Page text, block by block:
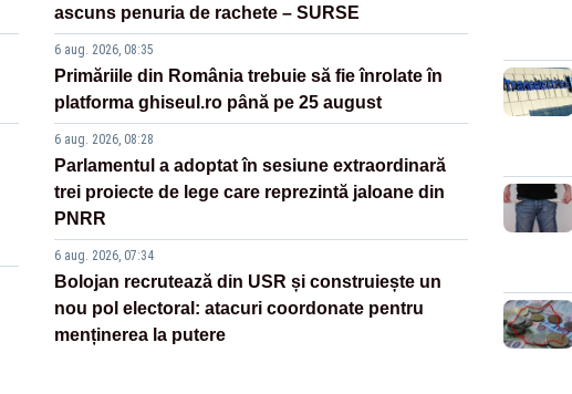
ascuns penuria de rachete – SURSE
6 aug. 2026, 08:35
Primăriile din România trebuie să fie înrolate în
platforma ghiseul.ro până pe 25 august
6 aug. 2026, 08:28
Parlamentul a adoptat în sesiune extraordinară
trei proiecte de lege care reprezintă jaloane din
PNRR
6 aug. 2026, 07:34
Bolojan recrutează din USR și construiește un
nou pol electoral: atacuri coordonate pentru
menținerea la putere